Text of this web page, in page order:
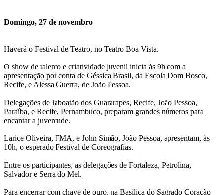
Domingo, 27 de novembro
Haverá o Festival de Teatro, no Teatro Boa Vista.
O show de talento e criatividade juvenil inicia às 9h com a
apresentação por conta de Géssica Brasil, da Escola Dom Bosco,
Recife, e Alessa Guerra, de João Pessoa.
Delegações de Jaboatão dos Guararapes, Recife, João Pessoa,
Paraíba, e Recife, Pernambuco, preparam grandes números para
encantar a juventude.
Larice Oliveira, FMA, e John Simão, João Pessoa, apresentam, às
10h, o esperado Festival de Coreografias.
Entre os participantes, as delegações de Fortaleza, Petrolina,
Salvador e Serra do Mel.
Para encerrar com chave de ouro, na Basílica do Sagrado Coração